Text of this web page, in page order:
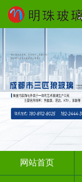
网站首页